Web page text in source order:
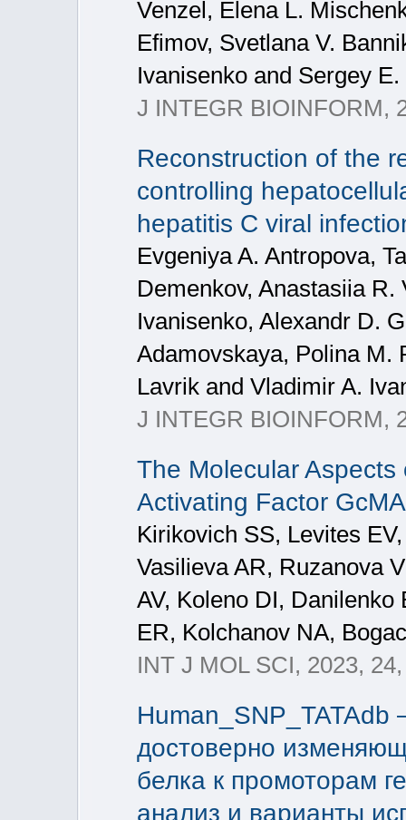
Venzel, Elena L.
Efimov, Svetlana V.
Ivanisenko and Sergey
J INTEGR BIOINFORM,
Reconstruction of the
controlling
hepatitis C viral
Evgeniya A. Antropova,
Demenkov, Anastasiia
Ivanisenko, Alexandr D.
Adamovskaya, Polina M.
Lavrik and Vladimir A.
J INTEGR BIOINFORM,
The Molecular
Activating Factor
Kirikovich SS, Levites
Vasilieva AR, Ruzanova
AV, Koleno DI,
ER, Kolchanov NA,
INT J MOL SCI, 2023,
Human_SNP_TATAdb
достоверно
белка к промоторам
анализ и варианты